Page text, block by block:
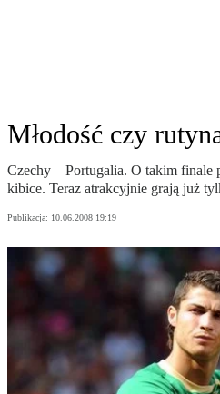
Młodość czy
Czechy – Portugalia. O takim finale
kibice. Teraz atrakcyjnie grają już
Publikacja: 10.06.2008 19:19